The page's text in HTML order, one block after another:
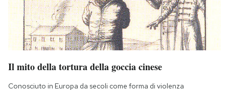
Il mito della tortura della goccia cinese
Conosciuto in Europa da secoli come forma di violenza